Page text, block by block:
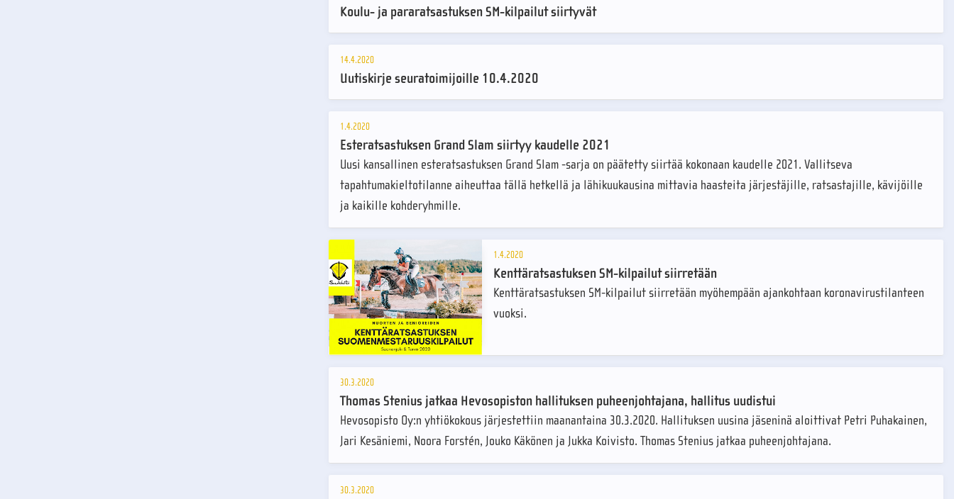
Koulu- ja pararatsastuksen SM-kilpailut siirtyvät
14.4.2020
Uutiskirje seuratoimijoille 10.4.2020
1.4.2020
Esteratsastuksen Grand Slam siirtyy kaudelle 2021
Uusi kansallinen esteratsastuksen Grand Slam -sarja on päätetty siirtää kokonaan kaudelle 2021. Vallitseva
tapahtumakieltotilanne aiheuttaa tällä hetkellä ja lähikuukausina mittavia haasteita järjestäjille, ratsastajille, kävijöille
ja kaikille kohderyhmille.
1.4.2020
Kenttäratsastuksen SM-kilpailut siirretään
Kenttäratsastuksen SM-kilpailut siirretään myöhempään ajankohtaan koronavirustilanteen
vuoksi.
30.3.2020
Thomas Stenius jatkaa Hevosopiston hallituksen puheenjohtajana, hallitus uudistui
Hevosopisto Oy:n yhtiökokous järjestettiin maanantaina 30.3.2020. Hallituksen uusina jäseninä aloittivat Petri Puhakainen,
Jari Kesäniemi, Noora Forstén, Jouko Käkönen ja Jukka Koivisto. Thomas Stenius jatkaa puheenjohtajana.
30.3.2020